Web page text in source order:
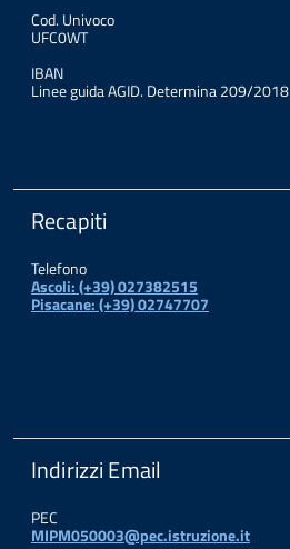
Cod. Univoco
UFC0WT
IBAN
Linee guida AGID. Determina 209/2018
Recapiti
Telefono
Ascoli: (+39) 027382515
Pisacane: (+39) 02747707
Indirizzi Email
PEC
MIPM050003@pec.istruzione.it